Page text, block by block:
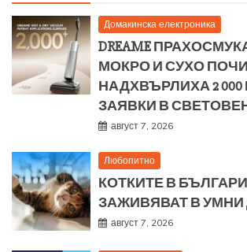
Домакинска електроника
DREAME
МОКРО И СУХО
НАДХВЪРЛИХА 2
ЗАЯВКИ В
август 7, 2026
Любопитно
КОТКИТЕ В
ЗАЖИВЯВАТ В
август 7, 2026